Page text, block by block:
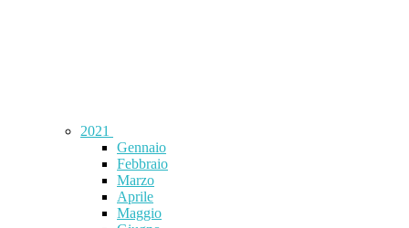
2021
Gennaio
Febbraio
Marzo
Aprile
Maggio